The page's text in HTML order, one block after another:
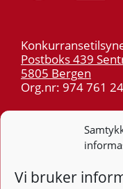
Vi bruker
Postboks 439
5805 Bergen
Org.nr: 974 761
55 59 75
post@kt.no